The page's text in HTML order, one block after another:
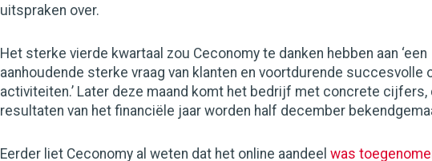
uitspraken over.
Het sterke vierde kwartaal zou Ceconomy te danken hebben aan ‘een
aanhoudende sterke vraag van klanten en voortdurende succesvolle
activiteiten.’ Later deze maand komt het bedrijf met concrete cijfers,
resultaten van het financiële jaar worden half december
Eerder liet Ceconomy al weten dat het online aandeel was